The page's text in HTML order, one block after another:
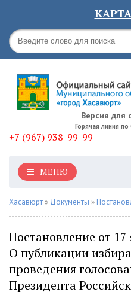
Версия для
Горячая линия
+7 (967) 938-99-99
МЕНЮ
Хасавюрт » Документы »
Постановление от
О публикации
проведения
Президента